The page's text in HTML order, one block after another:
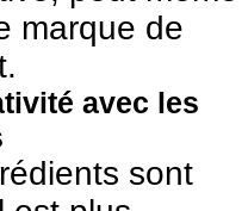
marque de
avec les
sont